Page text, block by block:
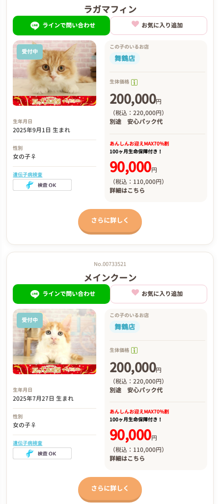
ラガマフィン
ラインで問い合わせ お気に入り追加
受付中
生年月日
2025年9月1日 生まれ
性別
女の子♀
遺伝子病検査
この子のいるお店
舞鶴店
生体価格
200,000円
（税込：220,000円）
別途 安心パック代
あんしんお迎えMAX70%割
100ヶ月生命保障付き！
90,000円
（税込：110,000円）
詳細はこちら
さらに詳しく
No.00733521
メインクーン
ラインで問い合わせ お気に入り追加
受付中
生年月日
2025年7月27日 生まれ
性別
女の子♀
遺伝子病検査
この子のいるお店
舞鶴店
生体価格
200,000円
（税込：220,000円）
別途 安心パック代
あんしんお迎えMAX70%割
100ヶ月生命保障付き！
90,000円
（税込：110,000円）
詳細はこちら
さらに詳しく